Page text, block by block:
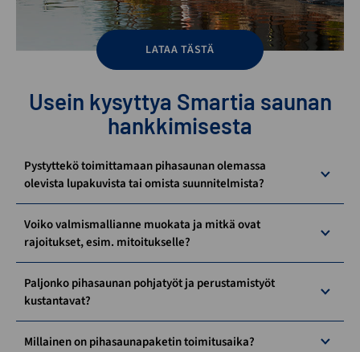
LATAA TÄSTÄ
Usein kysyttya Smartia saunan
hankkimisesta
Pystyttekö toimittamaan pihasaunan olemassa
olevista lupakuvista tai omista suunnitelmista?
Voiko valmismallianne muokata ja mitkä ovat
rajoitukset, esim. mitoitukselle?
Paljonko pihasaunan pohjatyöt ja perustamistyöt
kustantavat?
Millainen on pihasaunapaketin toimitusaika?